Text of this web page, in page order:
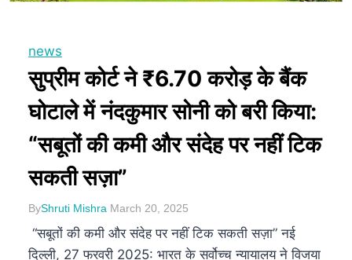
news
सुप्रीम कोर्ट ने ₹6.70 करोड़ के बैंक
घोटाले में नंदकुमार सोनी को बरी किया:
“सबूतों की कमी और संदेह पर नहीं टिक
सकती सज़ा”
ByShruti Mishra March 20, 2025
“सबूतों की कमी और संदेह पर नहीं टिक सकती सज़ा” नई
दिल्ली, 27 फरवरी 2025: भारत के सर्वोच्च न्यायालय ने विजया